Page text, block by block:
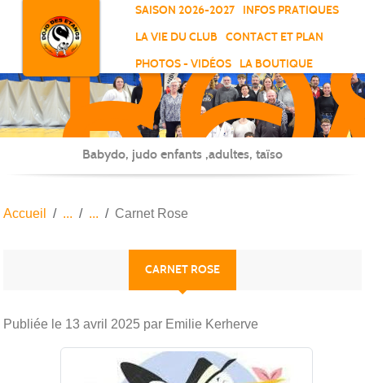
SAISON 2026-2027
INFOS PRATIQUES
LA VIE DU CLUB
CONTACT ET PLAN
PHOTOS - VIDÉOS
LA BOUTIQUE
-
-
Babydo, judo enfants ,adultes, taïso
Accueil Carnet Rose
CARNET ROSE
Publiée le 13 avril 2025 par Emilie Kerherve
Panneau de gestion des cookies